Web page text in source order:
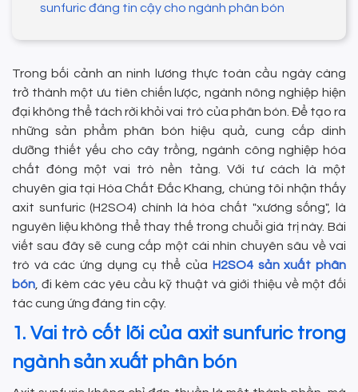
sunfuric đáng tin cậy cho ngành phân bón
Trong bối cảnh an ninh lương thực toàn cầu ngày càng
trở thành một ưu tiên chiến lược, ngành nông nghiệp hiện
đại không thể tách rời khỏi vai trò của phân bón. Để tạo ra
những sản phẩm phân bón hiệu quả, cung cấp dinh
dưỡng thiết yếu cho cây trồng, ngành công nghiệp hóa
chất đóng một vai trò nền tảng. Với tư cách là một
chuyên gia tại Hóa Chất Đắc Khang, chúng tôi nhận thấy
axit sunfuric (H2SO4) chính là hóa chất "xương sống", là
nguyên liệu không thể thay thế trong chuỗi giá trị này. Bài
viết sau đây sẽ cung cấp một cái nhìn chuyên sâu về vai
trò và các ứng dụng cụ thể của H2SO4 sản xuất phân
bón , đi kèm các yêu cầu kỹ thuật và giới thiệu về một đối
tác cung ứng đáng tin cậy.
1. Vai trò cốt lõi của axit sunfuric trong
ngành sản xuất phân bón